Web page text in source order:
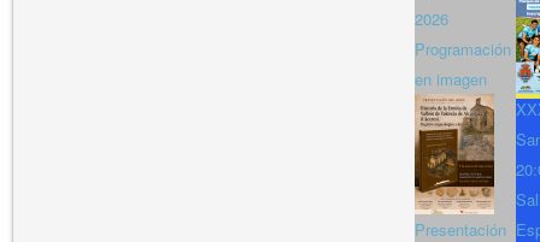
2026
Programación
en imagen
Presentación